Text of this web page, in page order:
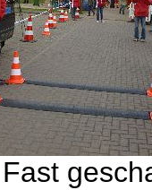
Fast